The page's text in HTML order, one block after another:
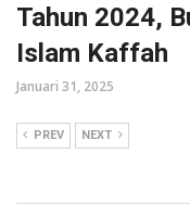
Tahun 2024,
Islam Kaffah
Januari 31, 2025
PREV NEXT